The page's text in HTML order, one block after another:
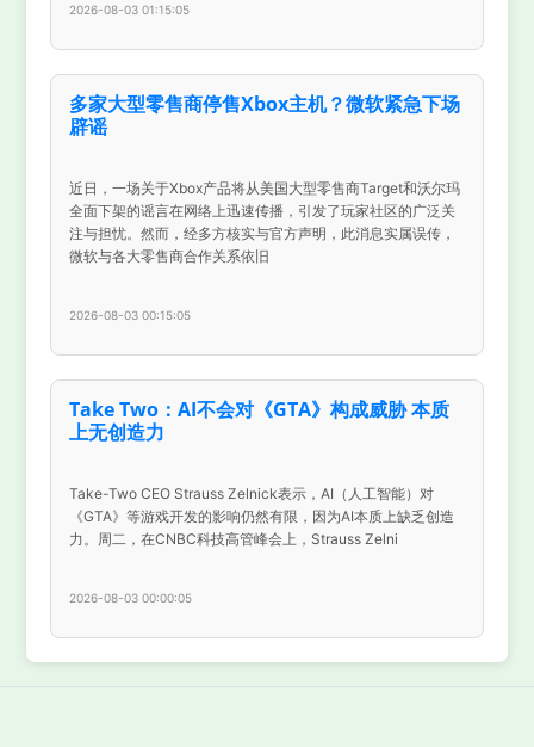
2026-08-03 01:15:05
多家大型零售商停售Xbox主机？微软紧急下场
辟谣
近日，一场关于Xbox产品将从美国大型零售商Target和沃尔玛
全面下架的谣言在网络上迅速传播，引发了玩家社区的广泛关
注与担忧。然而，经多方核实与官方声明，此消息实属误传，
微软与各大零售商合作关系依旧
2026-08-03 00:15:05
Take Two：AI不会对《GTA》构成威胁 本质
上无创造力
Take-Two CEO Strauss Zelnick表示，AI（人工智能）对
《GTA》等游戏开发的影响仍然有限，因为AI本质上缺乏创造
力。周二，在CNBC科技高管峰会上，Strauss Zelni
2026-08-03 00:00:05